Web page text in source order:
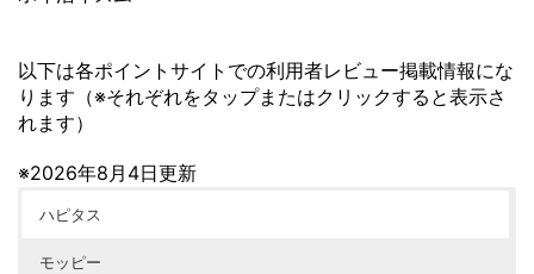
以下は各ポイントサイトでの利用者レビュー掲載情報にな
ります（※それぞれをタップまたはクリックすると表示さ
れます）
※2026年8月4日更新
ハピタス
モッピー